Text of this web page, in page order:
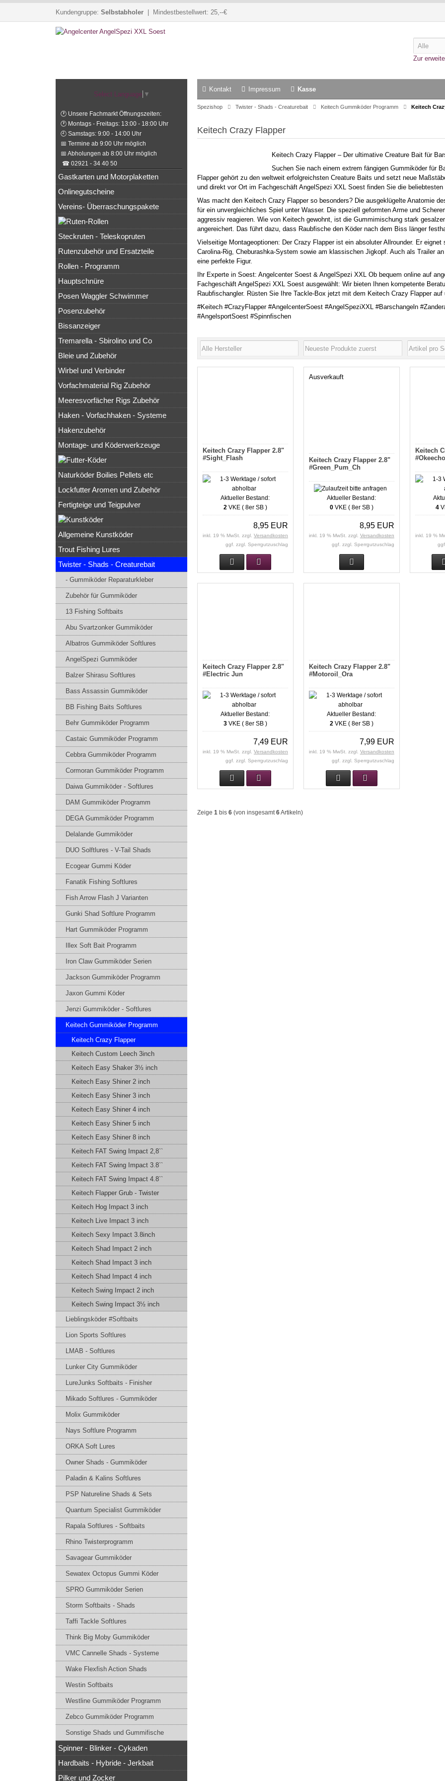
Kundengruppe: Selbstabholer | Mindestbestellwert: 25,--€
Zur
Kontakt Impressum Kasse
Spezishop Twister - Shads - Creaturebait Keitech Gummiköder Programm Keitech
Keitech Crazy Flapper
Keitech Crazy Flapper – Der ultimative Creature Bait für
Suchen Sie nach einem extrem fängigen Gummiköder für
Flapper gehört zu den weltweit erfolgreichsten Creature Baits und setzt neue
und direkt vor Ort im Fachgeschäft AngelSpezi XXL Soest finden Sie die
Was macht den Keitech Crazy Flapper so besonders? Die ausgeklügelte Anatomie
für ein unvergleichliches Spiel unter Wasser. Die speziell geformten Arme und
aggressiv reagieren. Wie von Keitech gewohnt, ist die Gummimischung stark
angereichert. Das führt dazu, dass Raubfische den Köder nach dem Biss länger
Vielseitige Montageoptionen: Der Crazy Flapper ist ein absoluter Allrounder. Er
Carolina-Rig, Cheburashka-System sowie am klassischen Jigkopf. Auch als Trailer
eine perfekte Figur.
Ihr Experte in Soest: Angelcenter Soest & AngelSpezi XXL Ob bequem online auf
Fachgeschäft AngelSpezi XXL Soest ausgewählt: Wir bieten Ihnen kompetente
Raubfischangler. Rüsten Sie Ihre Tackle-Box jetzt mit dem Keitech Crazy Flapper
#Keitech #CrazyFlapper #AngelcenterSoest #AngelSpeziXXL #Barschangeln
#AngelsportSoest #Spinnfischen
Keitech Crazy Flapper 2.8"
#Sight_Flash
Aktueller Bestand:
2VKE ( 8er SB )
8,95 EUR
inkl. 19 % MwSt. zzgl. Versandkosten
ggf. zzgl. Sperrgutzuschlag
Ausverkauft
Keitech Crazy Flapper 2.8"
#Green_Pum_Ch
Aktueller Bestand:
0VKE ( 8er SB )
8,95 EUR
inkl. 19 % MwSt. zzgl. Versandkosten
ggf. zzgl. Sperrgutzuschlag
Keitech
4
inkl. 19 %
Keitech Crazy Flapper 2.8"
#Electric Jun
Aktueller Bestand:
3VKE ( 8er SB )
7,49 EUR
inkl. 19 % MwSt. zzgl. Versandkosten
ggf. zzgl. Sperrgutzuschlag
Keitech Crazy Flapper 2.8"
#Motoroil_Ora
Aktueller Bestand:
2VKE ( 8er SB )
7,99 EUR
inkl. 19 % MwSt. zzgl. Versandkosten
ggf. zzgl. Sperrgutzuschlag
Zeige 1 bis 6 (von insgesamt6Artikeln)
Select Language ▼
🕐 Unsere Fachmarkt Öffnungszeiten:
🕐 Montags - Freitags: 13:00 - 18:00 Uhr
🕘 Samstags: 9:00 - 14:00 Uhr
📅 Termine ab 9:00 Uhr möglich
📅 Abholungen ab 8:00 Uhr möglich
☎ 02921 - 34 40 50
Gastkarten und Motorplaketten
Onlinegutscheine
Vereins- Überraschungspakete
Steckruten - Teleskopruten
Rutenzubehör und Ersatzteile
Rollen - Programm
Hauptschnüre
Posen Waggler Schwimmer
Posenzubehör
Bissanzeiger
Tremarella - Sbirolino und Co
Bleie und Zubehör
Wirbel und Verbinder
Vorfachmaterial Rig Zubehör
Meeresvorfächer Rigs Zubehör
Haken - Vorfachhaken - Systeme
Hakenzubehör
Montage- und Köderwerkzeuge
Naturköder Boilies Pellets etc
Lockfutter Aromen und Zubehör
Fertigteige und Teigpulver
Allgemeine Kunstköder
Trout Fishing Lures
Twister - Shads - Creaturebait
- Gummiköder Reparaturkleber
Zubehör für Gummiköder
13 Fishing Softbaits
Abu Svartzonker Gummiköder
Albatros Gummiköder Softlures
AngelSpezi Gummiköder
Balzer Shirasu Softlures
Bass Assassin Gummiköder
BB Fishing Baits Softlures
Behr Gummiköder Programm
Castaic Gummiköder Programm
Cebbra Gummiköder Programm
Cormoran Gummiköder Programm
Daiwa Gummiköder - Softlures
DAM Gummiköder Programm
DEGA Gummiköder Programm
Delalande Gummiköder
DUO Solftlures - V-Tail Shads
Ecogear Gummi Köder
Fanatik Fishing Softlures
Fish Arrow Flash J Varianten
Gunki Shad Softlure Programm
Hart Gummiköder Programm
Illex Soft Bait Programm
Iron Claw Gummiköder Serien
Jackson Gummiköder Programm
Jaxon Gummi Köder
Jenzi Gummiköder - Softlures
Keitech Gummiköder Programm
Keitech Crazy Flapper
Keitech Custom Leech 3inch
Keitech Easy Shaker 3½ inch
Keitech Easy Shiner 2 inch
Keitech Easy Shiner 3 inch
Keitech Easy Shiner 4 inch
Keitech Easy Shiner 5 inch
Keitech Easy Shiner 8 inch
Keitech FAT Swing Impact 2,8``
Keitech FAT Swing Impact 3.8``
Keitech FAT Swing Impact 4.8``
Keitech Flapper Grub - Twister
Keitech Hog Impact 3 inch
Keitech Live Impact 3 inch
Keitech Sexy Impact 3.8inch
Keitech Shad Impact 2 inch
Keitech Shad Impact 3 inch
Keitech Shad Impact 4 inch
Keitech Swing Impact 2 inch
Keitech Swing Impact 3½ inch
Lieblingsköder #Softbaits
Lion Sports Softlures
LMAB - Softlures
Lunker City Gummiköder
LureJunks Softbaits - Finisher
Mikado Softlures - Gummiköder
Molix Gummiköder
Nays Softlure Programm
ORKA Soft Lures
Owner Shads - Gummiköder
Paladin & Kalins Softlures
PSP Natureline Shads & Sets
Quantum Specialist Gummiköder
Rapala Softlures - Softbaits
Rhino Twisterprogramm
Savagear Gummiköder
Sewatex Octopus Gummi Köder
SPRO Gummiköder Serien
Storm Softbaits - Shads
Taffi Tackle Softlures
Think Big Moby Gummiköder
VMC Cannelle Shads - Systeme
Wake Flexfish Action Shads
Westin Softbaits
Westline Gummiköder Programm
Zebco Gummiköder Programm
Sonstige Shads und Gummifische
Spinner - Blinker - Cykaden
Hardbaits - Hybride - Jerkbait
Pilker und Zocker